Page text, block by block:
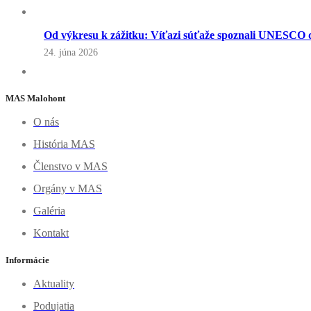
Od výkresu k zážitku: Víťazi súťaže spoznali UNESCO
24. júna 2026
MAS Malohont
O nás
História MAS
Členstvo v MAS
Orgány v MAS
Galéria
Kontakt
Informácie
Aktuality
Podujatia